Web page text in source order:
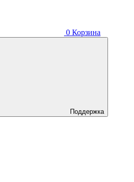
0 Корзина
Поддержка